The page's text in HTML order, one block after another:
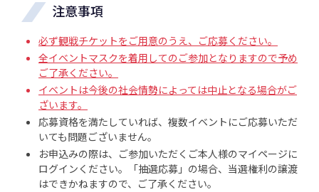
注意事項
必ず観戦チケットをご用意のうえ、ご応募ください。
全イベントマスクを着用してのご参加となりますので予め
ご了承ください。
イベントは今後の社会情勢によっては中止となる場合がご
ざいます。
応募資格を満たしていれば、複数イベントにご応募いただ
いても問題ございません。
お申込みの際は、ご参加いただくご本人様のマイページに
ログインください。「抽選応募」の場合、当選権利の譲渡
はできかねますので、ご了承ください。